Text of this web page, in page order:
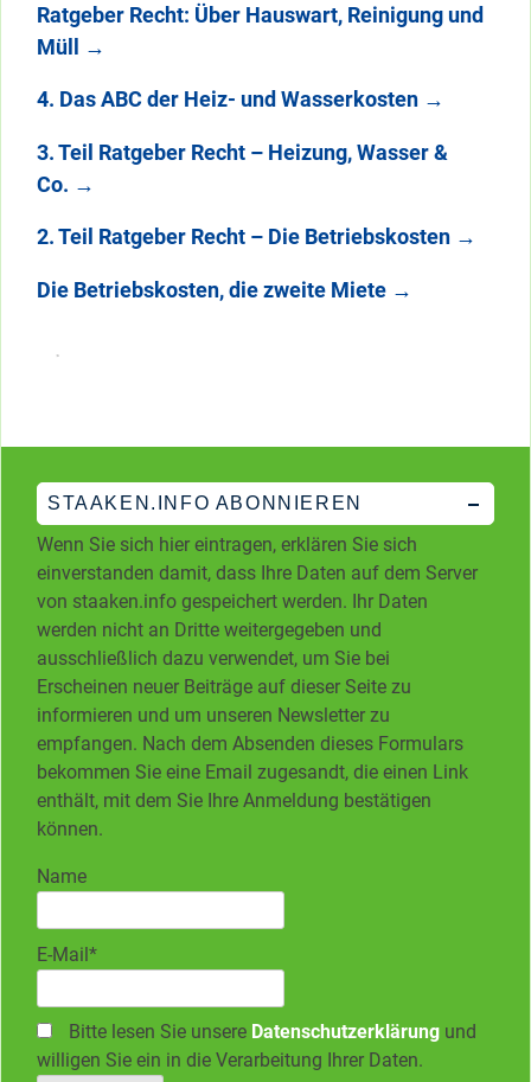
Ratgeber Recht: Über Hauswart, Reinigung und
Müll →
4. Das ABC der Heiz- und Wasserkosten →
3. Teil Ratgeber Recht – Heizung, Wasser &
Co. →
2. Teil Ratgeber Recht – Die Betriebskosten →
Die Betriebskosten, die zweite Miete →
STAAKEN.INFO ABONNIEREN
Wenn Sie sich hier eintragen, erklären Sie sich
einverstanden damit, dass Ihre Daten auf dem Server
von staaken.info gespeichert werden. Ihr Daten
werden nicht an Dritte weitergegeben und
ausschließlich dazu verwendet, um Sie bei
Erscheinen neuer Beiträge auf dieser Seite zu
informieren und um unseren Newsletter zu
empfangen. Nach dem Absenden dieses Formulars
bekommen Sie eine Email zugesandt, die einen Link
enthält, mit dem Sie Ihre Anmeldung bestätigen
können.
Name
E-Mail*
Bitte lesen Sie unsere Datenschutzerklärung und
willigen Sie ein in die Verarbeitung Ihrer Daten.